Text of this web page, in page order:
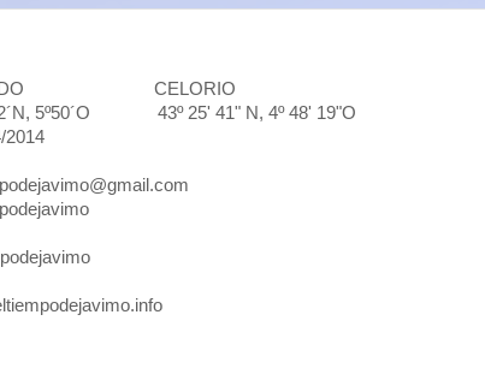
CELORIO
43º 25' 41" N, 4º 48' 19"O